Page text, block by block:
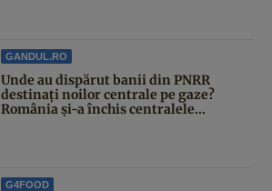
GANDUL.RO
Unde au dispărut banii din PNRR
destinați noilor centrale pe gaze?
România și-a închis centralele...
G4FOOD